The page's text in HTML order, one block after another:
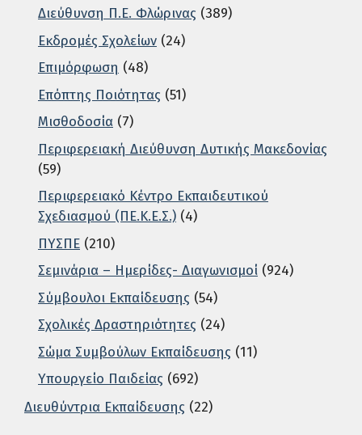
Διεύθυνση Π.Ε. Φλώρινας (389)
Εκδρομές Σχολείων (24)
Επιμόρφωση (48)
Επόπτης Ποιότητας (51)
Μισθοδοσία (7)
Περιφερειακή Διεύθυνση Δυτικής Μακεδονίας
(59)
Περιφερειακό Κέντρο Εκπαιδευτικού
Σχεδιασμού (ΠΕ.Κ.Ε.Σ.) (4)
ΠΥΣΠΕ (210)
Σεμινάρια – Ημερίδες- Διαγωνισμοί (924)
Σύμβουλοι Εκπαίδευσης (54)
Σχολικές Δραστηριότητες (24)
Σώμα Συμβούλων Εκπαίδευσης (11)
Υπουργείο Παιδείας (692)
Διευθύντρια Εκπαίδευσης (22)